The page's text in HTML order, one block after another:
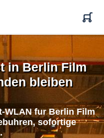
in Berlin Film
bleiben
WLAN fur Berlin Film
sofortige